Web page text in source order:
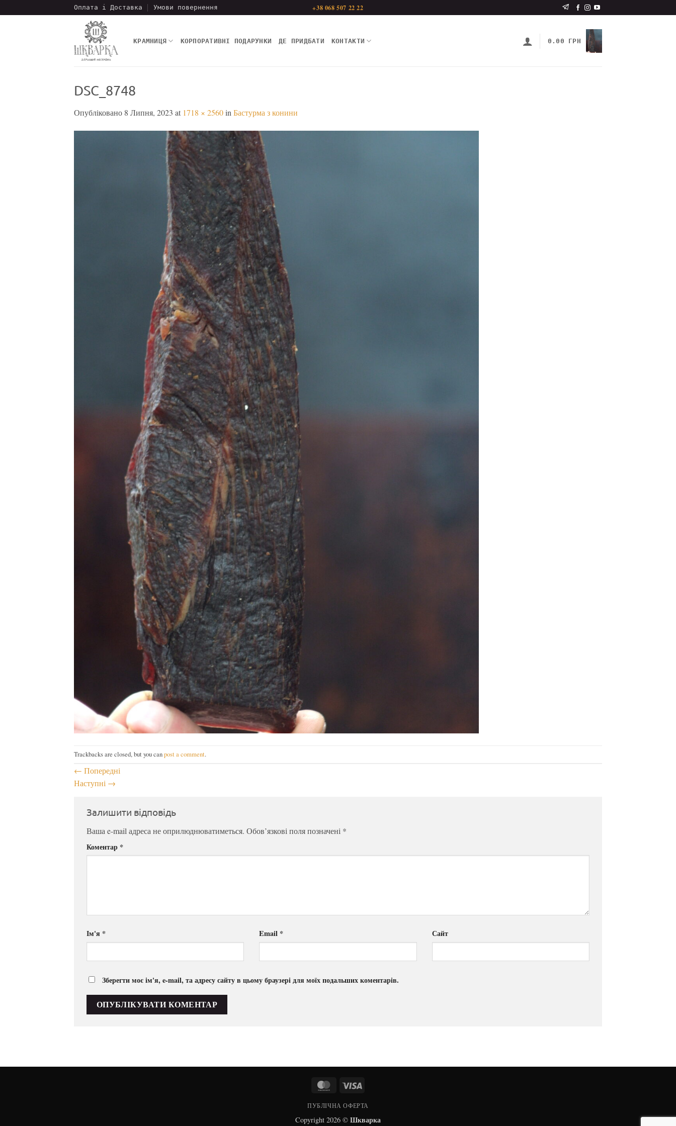
Оплата і Доставка Умови повернення +38 068 507 22 22
КРАМНИЦЯ КОРПОРАТИВНІ ПОДАРУНКИ ДЕ ПРИДБАТИ КОНТАКТИ 0.00 ГРН
DSC_8748
Опубліковано 8 Липня, 2023 at 1718 × 2560in Бастурма з конини
Trackbacks are closed, but you canpost a comment.
← Попередні
Наступні →
Залишити відповідь
Ваша e-mail адреса не оприлюднюватиметься. Обов’язкові поля позначені *
Коментар *
Ім'я * Email * Сайт
Зберегти моє ім'я, e-mail, та адресу сайту в цьому браузері для моїх подальших коментарів.
MasterCard
ПУБЛІЧНА ОФЕРТА
Copyright 2026 © Шкварка